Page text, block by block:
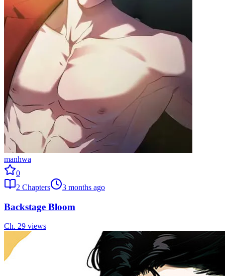
manhwa
0
2 Chapters 3 months ago
Backstage Bloom
Ch. 29 views